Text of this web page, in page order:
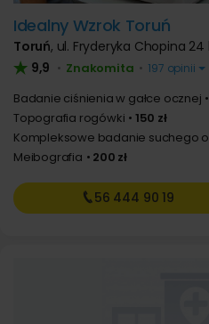
Idealny Wzrok Toruń
Toruń, ul. Fryderyka Chopina 24
9,9 • Znakomita • 197 opinii
Badanie ciśnienia w gałce ocznej
Topografia rogówki
150 zł
Kompleksowe badanie suchego
Meibografia
200 zł
56 444 90 19